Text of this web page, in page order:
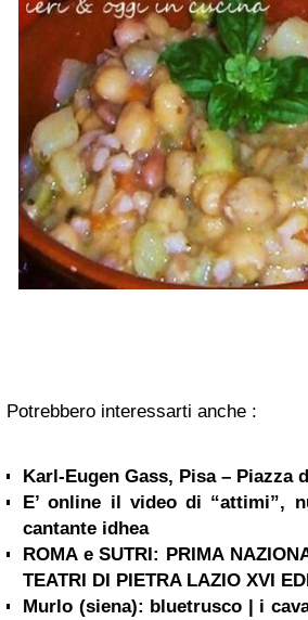
Potrebbero interessarti anche :
Karl-Eugen Gass, Pisa – Piazza
E’ online il video di “attimi”,
cantante idhea
ROMA e SUTRI: PRIMA
TEATRI DI PIETRA LAZIO XVI
Murlo (siena): bluetrusco | i